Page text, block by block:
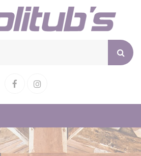
FacebookInstagram